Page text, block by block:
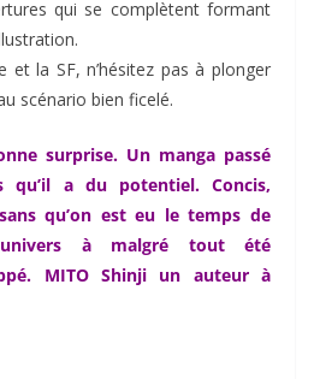
qui se complètent formant
et la SF, n’hésitez pas à plonger
scénario bien ficelé.
surprise. Un manga passé
qu’il a du potentiel. Concis,
qu’on est eu le temps de
à malgré tout été
MITO Shinji un auteur à